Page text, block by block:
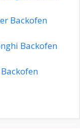
Backofen
Backofen